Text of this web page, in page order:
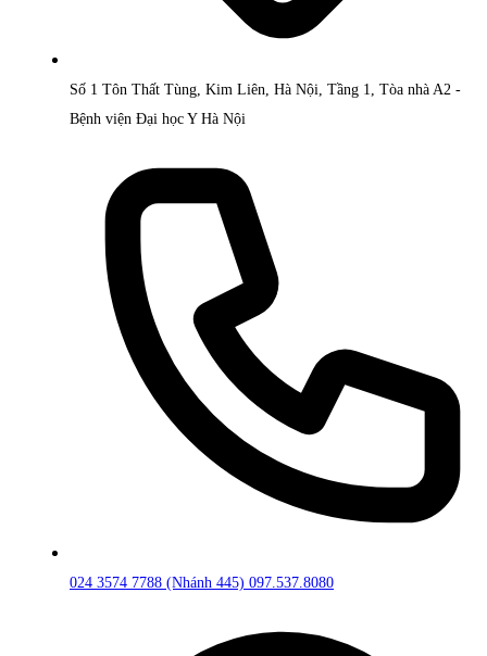
Số 1 Tôn Thất Tùng, Kim Liên, Hà Nội, Tầng 1, Tòa nhà A2 -
Bệnh viện Đại học Y Hà Nội
024 3574 7788 (Nhánh 445) 097.537.8080